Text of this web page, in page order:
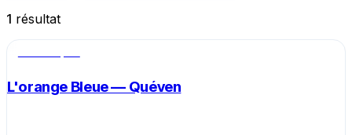
1 résultat
L'orange Bleue — Quéven